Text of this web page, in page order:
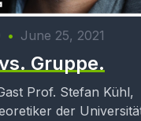
• June 25, 2021
Gruppe.
Prof. Stefan Kühl,
der